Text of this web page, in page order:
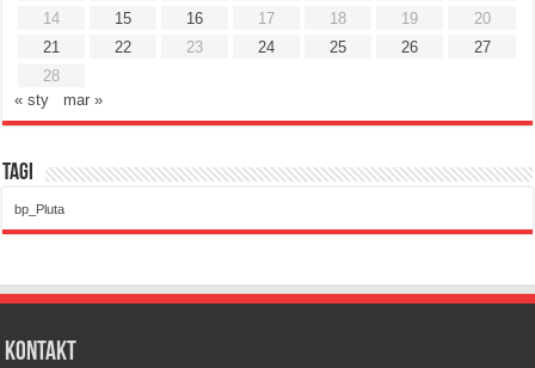
14
15 16 17 18 19
20
21
22 23 24 25 26
27
28
« sty
mar »
Tagi
bp_Pluta
Kontakt